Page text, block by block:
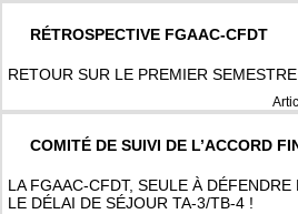
RÉTROSPECTIVE FGAAC-CFDT
RETOUR SUR LE PREMIER
COMITÉ DE SUIVI DE L’ACCORD
LA FGAAC-CFDT, SEULE À
LE DÉLAI DE SÉJOUR TA-3/TB-4 !